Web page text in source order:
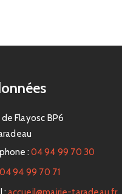
Flayosc BP6
: 04 94 99 70 30
04 94 99 70 71